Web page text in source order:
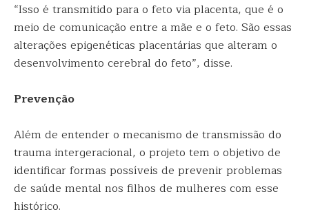
“Isso é transmitido para o feto via placenta, que é o
meio de comunicação entre a mãe e o feto. São essas
alterações epigenéticas placentárias que alteram o
desenvolvimento cerebral do feto”, disse.
Prevenção
Além de entender o mecanismo de transmissão do
trauma intergeracional, o projeto tem o objetivo de
identificar formas possíveis de prevenir problemas
de saúde mental nos filhos de mulheres com esse
histórico.